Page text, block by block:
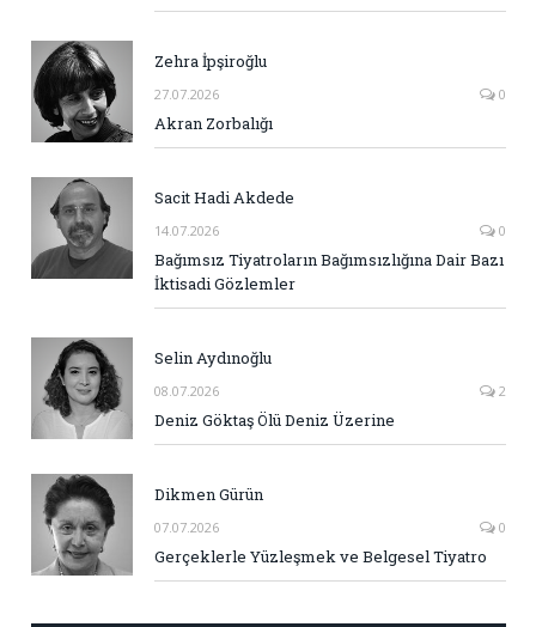
Zehra İpşiroğlu
27.07.2026 0
Akran Zorbalığı
Sacit Hadi Akdede
14.07.2026 0
Bağımsız Tiyatroların Bağımsızlığına Dair Bazı
İktisadi Gözlemler
Selin Aydınoğlu
08.07.2026 2
Deniz Göktaş Ölü Deniz Üzerine
Dikmen Gürün
07.07.2026 0
Gerçeklerle Yüzleşmek ve Belgesel Tiyatro